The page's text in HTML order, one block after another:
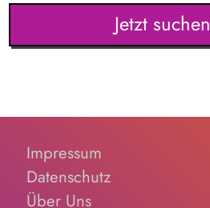
Jetzt suchen
Impressum
Datenschutz
Über Uns